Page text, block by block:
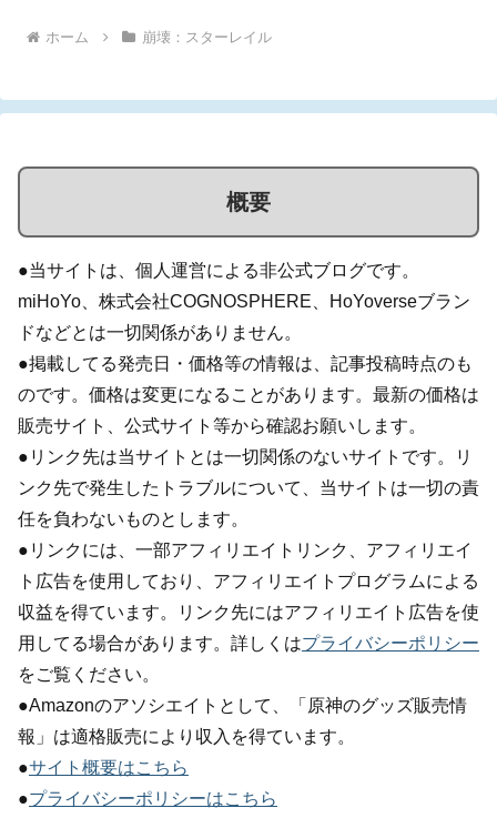
ホーム 崩壊：スターレイル
概要
●当サイトは、個人運営による非公式ブログです。
miHoYo、株式会社COGNOSPHERE、HoYoverseブラン
ドなどとは一切関係がありません。
●掲載してる発売日・価格等の情報は、記事投稿時点のも
のです。価格は変更になることがあります。最新の価格は
販売サイト、公式サイト等から確認お願いします。
●リンク先は当サイトとは一切関係のないサイトです。リ
ンク先で発生したトラブルについて、当サイトは一切の責
任を負わないものとします。
●リンクには、一部アフィリエイトリンク、アフィリエイ
ト広告を使用しており、アフィリエイトプログラムによる
収益を得ています。リンク先にはアフィリエイト広告を使
用してる場合があります。詳しくはプライバシーポリシー
をご覧ください。
●Amazonのアソシエイトとして、「原神のグッズ販売情
報」は適格販売により収入を得ています。
●サイト概要はこちら
●プライバシーポリシーはこちら